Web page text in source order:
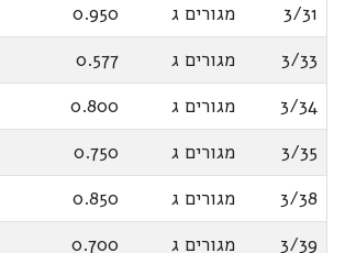
3/31
מגורים ג
0.950
3/33
מגורים ג
0.577
3/34
מגורים ג
0.800
3/35
מגורים ג
0.750
3/38
מגורים ג
0.850
3/39
מגורים ג 0.700